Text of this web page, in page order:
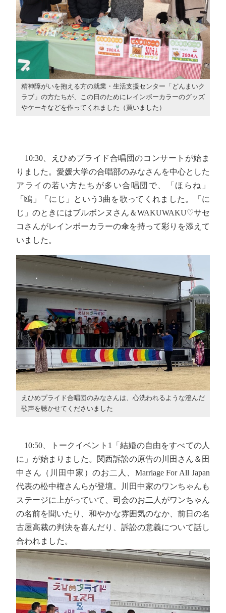
精神障がいを抱える方の就業・生活支援センター「どんまいク
ラブ」の方たちが、この日のためにレインボーカラーのグッズ
やケーキなどを作ってくれました（買いました）
10:30、えひめプライド合唱団のコンサートが始ま
りました。愛媛大学の合唱部のみなさんを中心とした
アライの若い方たちが多い合唱団で、「ほらね」
「鴎」「にじ」という3曲を歌ってくれました。「に
じ」のときにはブルボンヌさん＆WAKUWAKU♡サセ
コさんがレインボーカラーの傘を持って彩りを添えて
いました。
えひめプライド合唱団のみなさんは、心洗われるような澄んだ
歌声を聴かせてくださいました
10:50、トークイベント1「結婚の自由をすべての人
に」が始まりました。関西訴訟の原告の川田さん＆田
中さん（川田中家）のお二人、Marriage For All Japan
代表の松中権さんらが登壇。川田中家のワンちゃんも
ステージに上がっていて、司会のお二人がワンちゃん
の名前を聞いたり、和やかな雰囲気のなか、前日の名
古屋高裁の判決を喜んだり、訴訟の意義について話し
合われました。